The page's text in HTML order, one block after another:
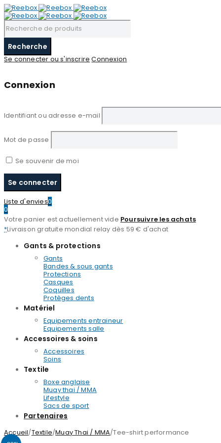
Se connecter ou s'inscrire Connexion
Connexion
Identifiant ou adresse e-mail
Mot de passe
Se souvenir de moi
Liste d'envies0
0
Votre panier est actuellement vide Poursuivre les achats
*Livraison gratuite mondial relay dès 59 € d'achat
Gants & protections
Gants
Bandes & sous gants
Protections
Casques
Coquilles
Protèges dents
Matériel
Equipements entraineur
Equipements salle
Accessoires & soins
Accessoires
Soins
Textile
Boxe anglaise
Muay thai / MMA
Lifestyle
Sacs de sport
Partenaires
Accueil/Textile/Muay Thai / MMA/Tee-shirt performance